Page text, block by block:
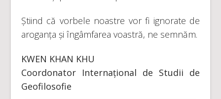
Știind că vorbele noastre vor fi ignorate de
aroganța și îngâmfarea voastră, ne semnăm.
KWEN KHAN KHU
Coordonator Internațional de Studii de
Geofilosofie